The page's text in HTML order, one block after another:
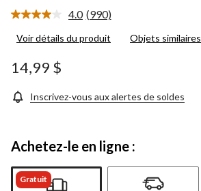
4.0 Lire
990
même
page.
(990)
Voir détails du produit Objets similaires
14,99 $
Inscrivez-vous aux alertes de soldes
Achetez-le en ligne :
Gratuit